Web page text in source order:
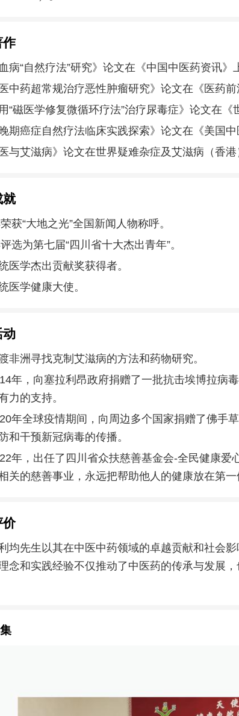
作
病“自然疗法”研究》论文在《中国中医药资讯》
中药超常规治疗恶性肿瘤研究》论文在《医药前
“磁医学修复微循环疗法”治疗尿毒症》论文在《
期癌症自然疗法临床实践探索》论文在《美国
与艾滋病》论文在世界疑难杂症及艾滋病（香港
就
获“大地之光”全国新闻人物称呼。
选为第七届“四川省十大杰出青年”。
医学杰出贡献奖获得者。
医学健康大使。
动
非洲寻找克制艾滋病的方法和药物研究。
年，向塞拉利昂政府捐赠了一批抗击埃博拉病
力的支持。
年全球疫情期间，向周边多个国家捐赠了佛手
和干预新冠病毒的传播。
年，出任了四川省众扶慈善基金会-全民健康爱
关的慈善事业，永远把帮助他人的健康放在第一
价
均先生以其在中医中药领域的卓越贡献和社会影
念和实践经验不仅推动了中医药的传承与发展